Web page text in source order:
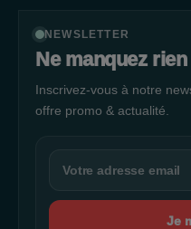
NEWSLETTER
Ne manquez
Inscrivez-vous à notre
offre promo & actualité.
Je